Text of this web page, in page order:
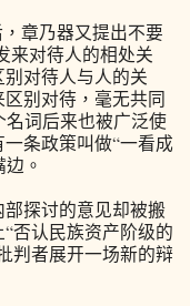
章乃器又提出不要
来对待人的相处关
对待人与人的关
别对待，毫无共同
名词后来也被广泛使
条政策叫做“一看成
。
探讨的意见却被搬
否认民族资产阶级的
判者展开一场新的辩